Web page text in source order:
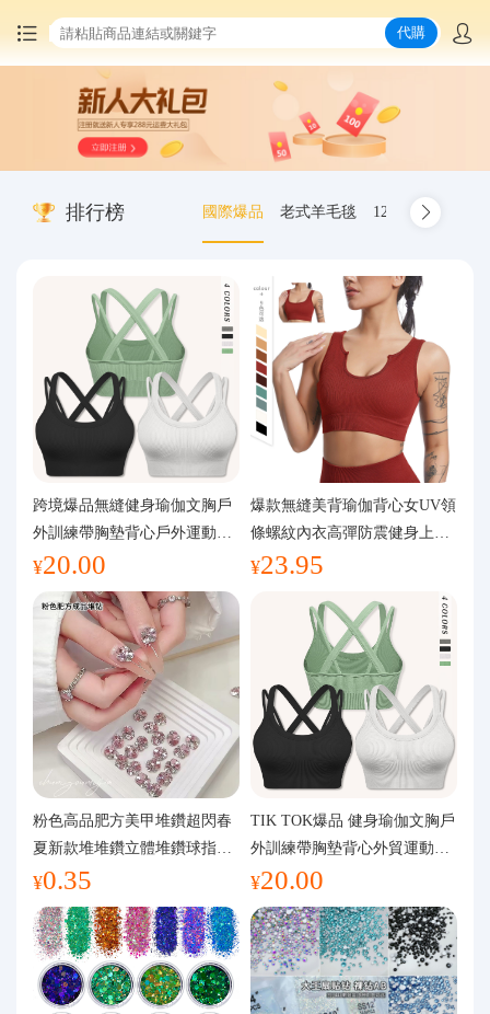
中國商品代購
集運服務
最新公告
物流資訊
代購問答
關於我們
代購
排行榜 國際爆品 老式羊毛毯 12.00-20 truck
跨境爆品無縫健身瑜伽文胸戶
外訓練帶胸墊背心戶外運動瑜
伽服女
¥20.00
爆款無縫美背瑜伽背心女UV領
條螺紋內衣高彈防震健身上裝
運動文胸
¥23.95
粉色高品肥方美甲堆鑽超閃春
夏新款堆堆鑽立體堆鑽球指甲
裝飾品
¥0.35
TIK TOK爆品 健身瑜伽文胸戶
外訓練帶胸墊背心外貿運動瑜
伽服女
¥20.00